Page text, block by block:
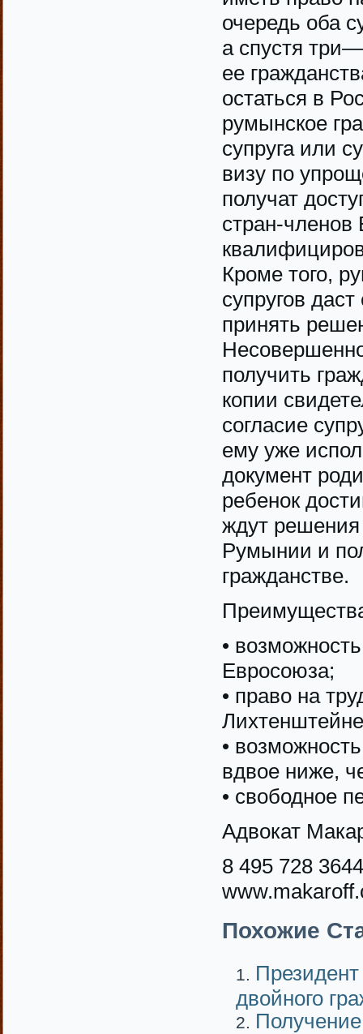
очередь оба
а спустя
ее
остаться в
румынское
супруга или
визу по
получат
стран-членов
Кроме того,
супругов
принять
получить
копии
согласие
ему уже
документ
ребенок
ждут решения
Румынии и
гражданстве.
•
Евросоюза;
• право на
•
вдвое ниже,
• свободное
Адвокат
8 495 728 3644
Похожие
двойного